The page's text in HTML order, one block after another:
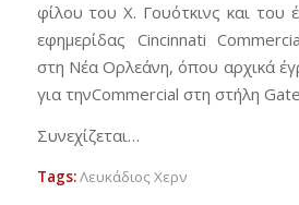
φίλου του Χ. Γουότκινς και του
εφημερίδας Cincinnati
στη Νέα Ορλεάνη, όπου αρχικά
για τηνCommercial στη στήλη
Συνεχίζεται…
Tags:Λευκάδιος Χερν